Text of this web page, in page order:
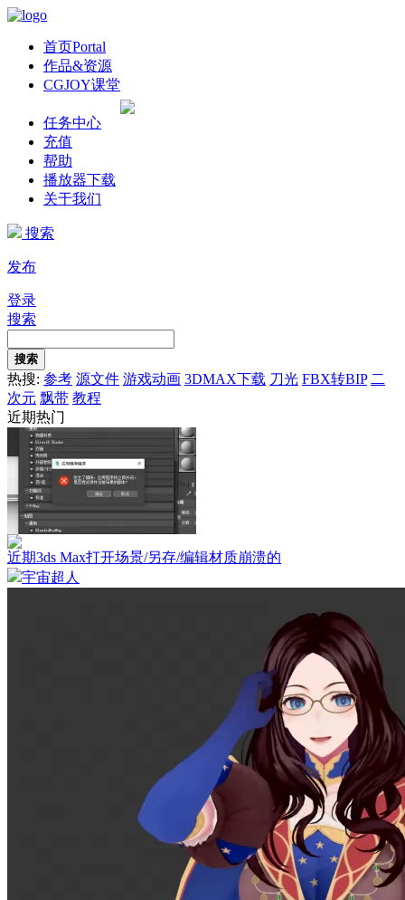
首页Portal
作品&资源
CGJOY课堂
任务中心
充值
帮助
播放器下载
关于我们
搜索
发布
登录
搜索
搜索
热搜: 参考 源文件 游戏动画 3DMAX下载 刀光 FBX转BIP 二
次元 飘带 教程
近期热门
近期3ds Max打开场景/另存/编辑材质崩溃的
宇宙超人